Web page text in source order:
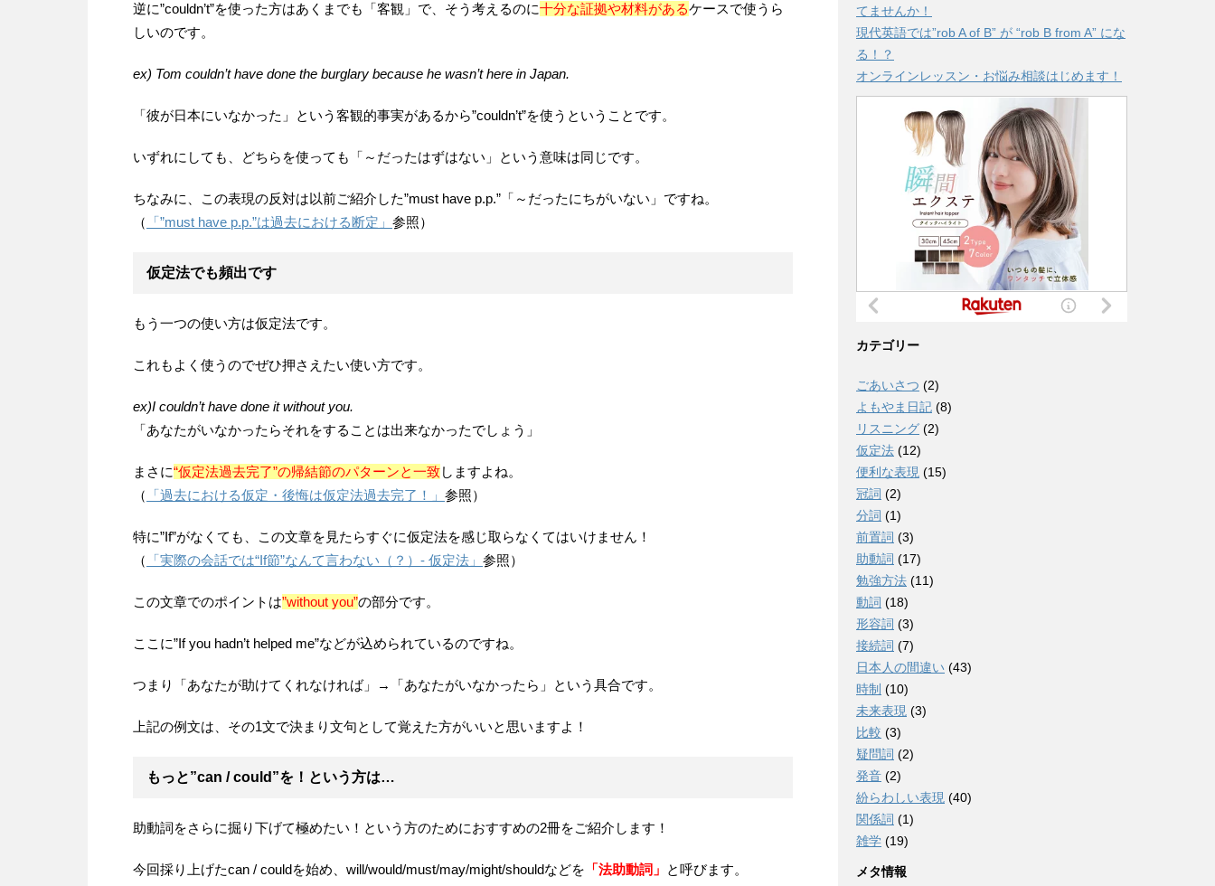
逆に”couldn’t”を使った方はあくまでも「客観」で、そう考えるのに十分な証拠や材料があるケースで使うら
しいのです。
ex) Tom couldn’t have done the burglary because he wasn’t here in Japan.
「彼が日本にいなかった」という客観的事実があるから”couldn’t”を使うということです。
いずれにしても、どちらを使っても「～だったはずはない」という意味は同じです。
ちなみに、この表現の反対は以前ご紹介した”must have p.p.”「～だったにちがいない」ですね。
（
「”must have p.p.”は過去における断定」 参照）
仮定法でも頻出です
もう一つの使い方は仮定法です。
これもよく使うのでぜひ押さえたい使い方です。
ex)I couldn’t have done it without you.
「あなたがいなかったらそれをすることは出来なかったでしょう」
まさに“仮定法過去完了”の帰結節のパターンと一致しますよね。
（
「過去における仮定・後悔は仮定法過去完了！」 参照）
特に”If”がなくても、この文章を見たらすぐに仮定法を感じ取らなくてはいけません！
（
「実際の会話では“If節”なんて言わない（？）- 仮定法」 参照）
この文章でのポイントは”without you”の部分です。
ここに”If you hadn’t helped me”などが込められているのですね。
つまり「あなたが助けてくれなければ」→「あなたがいなかったら」という具合です。
上記の例文は、その1文で決まり文句として覚えた方がいいと思いますよ！
もっと”can / could”を！という方は…
助動詞をさらに掘り下げて極めたい！という方のためにおすすめの2冊をご紹介します！
今回採り上げたcan / couldを始め、will/would/must/may/might/shouldなどを 「法助動詞」 と呼びます。
てませんか！
現代英語では”rob A of B” が “rob B from A” にな
る！？
オンラインレッスン・お悩み相談はじめます！
カテゴリー
ごあいさつ (2)
よもやま日記 (8)
リスニング (2)
仮定法 (12)
便利な表現 (15)
冠詞 (2)
分詞 (1)
前置詞 (3)
助動詞 (17)
勉強方法 (11)
動詞 (18)
形容詞 (3)
接続詞 (7)
日本人の間違い (43)
時制 (10)
未来表現 (3)
比較 (3)
疑問詞 (2)
発音 (2)
紛らわしい表現 (40)
関係詞 (1)
雑学 (19)
メタ情報